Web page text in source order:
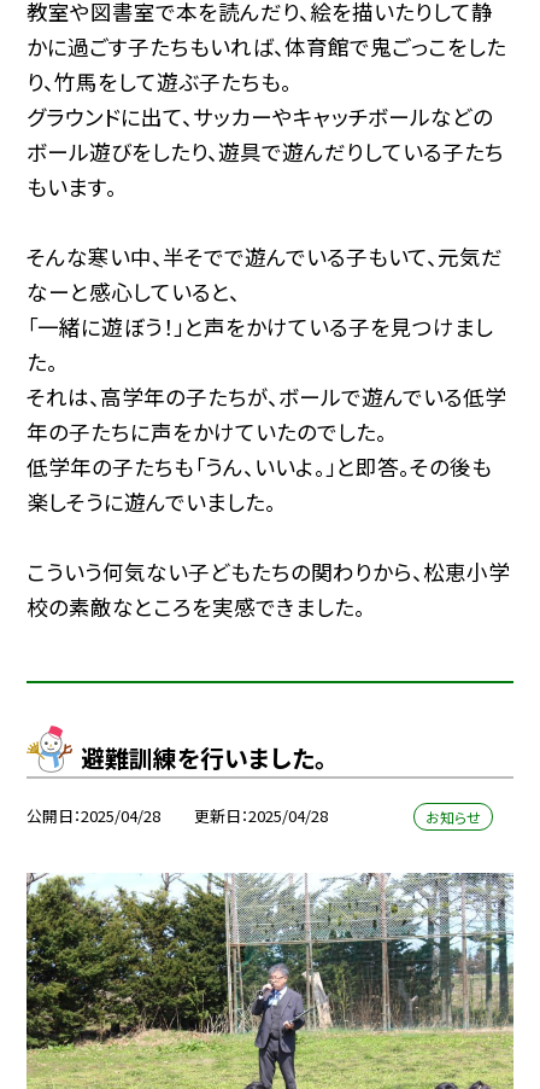
教室や図書室で本を読んだり、絵を描いたりして静
かに過ごす子たちもいれば、体育館で鬼ごっこをした
り、竹馬をして遊ぶ子たちも。
グラウンドに出て、サッカーやキャッチボールなどの
ボール遊びをしたり、遊具で遊んだりしている子たち
もいます。
そんな寒い中、半そでで遊んでいる子もいて、元気だ
なーと感心していると、
「一緒に遊ぼう！」と声をかけている子を見つけまし
た。
それは、高学年の子たちが、ボールで遊んでいる低学
年の子たちに声をかけていたのでした。
低学年の子たちも「うん、いいよ。」と即答。その後も
楽しそうに遊んでいました。
こういう何気ない子どもたちの関わりから、松恵小学
校の素敵なところを実感できました。
避難訓練を行いました。
公開日 2025/04/28 更新日 2025/04/28 お知らせ